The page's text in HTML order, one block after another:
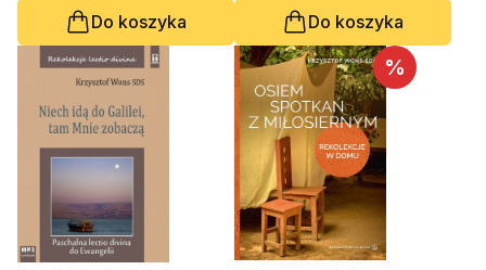
Do koszyka
Do koszyka
%